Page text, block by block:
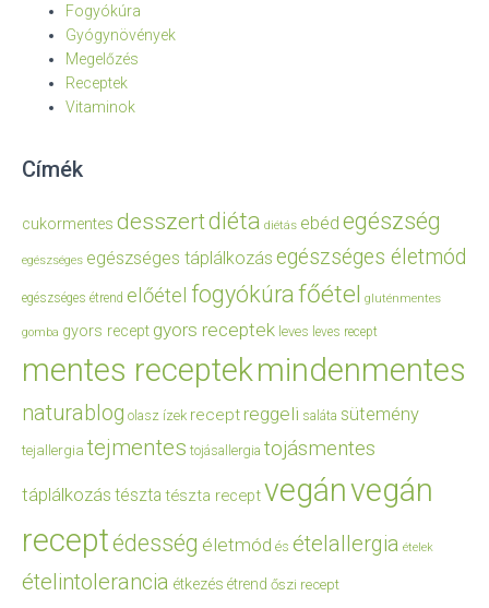
Fogyókúra
Gyógynövények
Megelőzés
Receptek
Vitaminok
Címék
cukormentes desszertdiéta diétás ebéd egészség
egészséges egészséges táplálkozás egészséges életmód
egészséges étrend előétel fogyókúrafőétel gluténmentes
gomba gyors recept gyors receptek leves leves recept
mentes receptekmindenmentes
naturablog olasz ízek recept reggeli saláta sütemény
tejallergia tejmentes tojásallergia tojásmentes
táplálkozás tészta tészta receptvegánvegán
receptédesség életmód és ételallergia ételek
ételintolerancia étkezés étrend őszi recept